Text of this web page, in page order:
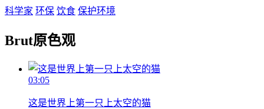
科学家 环保 饮食 保护环境
Brut原色观
03:05
这是世界上第一只上太空的猫